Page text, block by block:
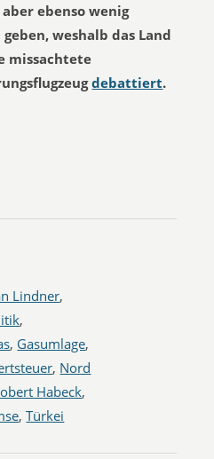
ebenso wenig
weshalb das Land
missachtete
debattiert.
Lindner,
,
, Gasumlage,
, Nord
Habeck,
,Türkei